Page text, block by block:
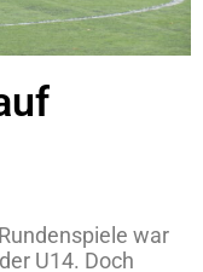
war
U14. Doch